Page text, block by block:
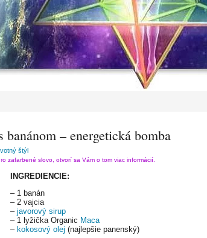
– energetická bomba
štýl
zafarbené slovo, otvorí sa Vám o tom viac informácií.
INGREDIENCIE:
– 1 banán
– 2 vajcia
– javorový sirup
– 1 lyžička Organic Maca
– kokosový olej (najlepšie panenský)